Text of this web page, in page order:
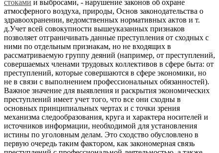
стоками и выбросами, - нарушение законов об охране
атмосферного воздуха, природы, Основ законодательства о
здравоохранении, ведомственных нормативных актов и т.
д.Учет всей совокупности вышеуказанных признаков
позволяет отграничивать данные преступления от сходных с
ними по отдельным признакам, но не входящих в
рассматриваемую группу деяний (например, от преступлений,
совершаемых членами трудовых коллективов в сфере быта: от
преступлений, которые совершаются в сфере экономики, но
не в связи с выполнением профессиональных обязанностей).
Важное значение для выявления и раскрытия экономических
преступлений имеет учет того, что все они сходны в
основных принципиальных чертах и с точки зрения
механизма следообразования, круга и характера носителей и
источников информации, необходимой для установления
истины по уголовным делам. Это сходство обусловлено в
первую очередь таким фактором, как закономерная связь